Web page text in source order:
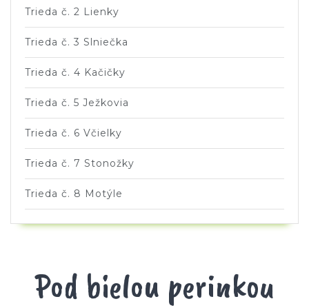
Trieda č. 2 Lienky
Trieda č. 3 Slniečka
Trieda č. 4 Kačičky
Trieda č. 5 Ježkovia
Trieda č. 6 Včielky
Trieda č. 7 Stonožky
Trieda č. 8 Motýle
Pod bielou perinkou